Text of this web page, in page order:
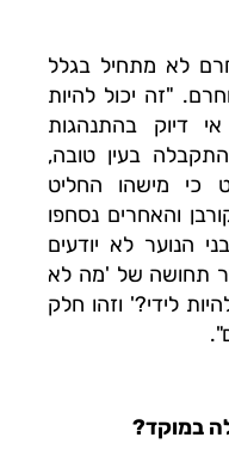
לא מתחיל בגלל
"זה יכול להיות
דיוק בהתנהגות
בעין טובה,
כי מישהו החליט
והאחרים נסחפו
הנוער לא יודעים
תחושה של 'מה לא
לידי?' וזהו חלק
במוקד?